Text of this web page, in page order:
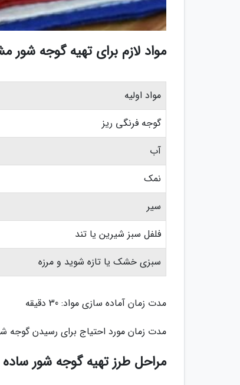
مواد لازم برای تهیه گوجه شور
مواد اولیه
گوجه فرنگی ریز
آب
نمک
سیر
فلفل سبز شیرین یا تند
سبزی خشک یا تازه شوید و مرزه
مدت زمان آماده سازی مواد: 30 دقیقه
مدت زمان مورد احتیاج برای رسیدن گوجه شور: 3 تا 4
مراحل طرز تهیه گوجه شور